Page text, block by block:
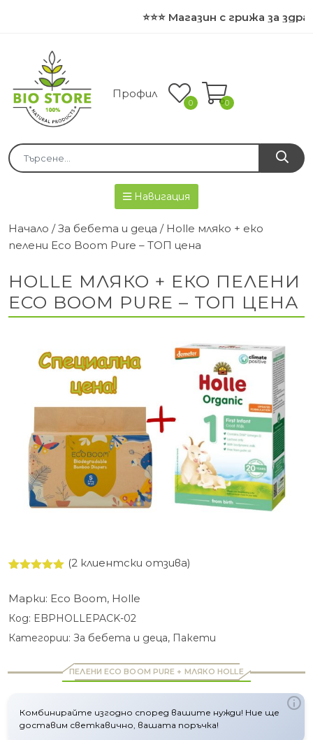
⭐⭐⭐ Магазин с грижа за
Профил
0 0
Навигация
Начало /За бебета и деца / Holle мляко + еко
пелени Eco Boom Pure – ТОП цена
HOLLE МЛЯКО + ЕКО ПЕЛЕНИ
ECO BOOM PURE – ТОП ЦЕНА
базирано
потребителски
оценки
(2 клиентски отзива)
Марки: Eco Boom, Holle
Код: EBPHOLLEPACK-02
Категории: За бебета и деца, Пакети
ПЕЛЕНИ ECO BOOM PURE + МЛЯКО HOLLE
Комбинирайте изгодно според вашите нужди! Ние ще
доставим светкавично, вашата поръчка!